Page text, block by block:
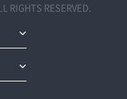
RIGHTS RESERVED.